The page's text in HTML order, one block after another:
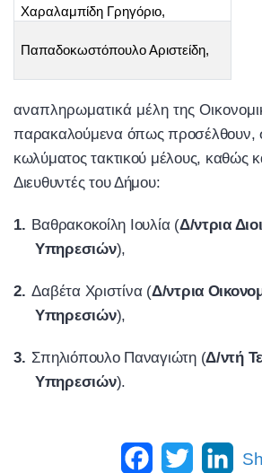
Χαραλαμπίδη Γρηγόριο,
Παπαδοκωστόπουλο Αριστείδη,
αναπληρωματικά μέλη της
παρακαλούμενα όπως προσέλ­θουν,
κωλύματος τακτικού μέλους, καθώς
Διευθυντές του Δή­μου:
1. Βαθρακοκοίλη Ιουλία (Δ/ντρια
Υπηρεσιών),
2. Δαβέτα Χριστίνα (Δ/ντρια
Υπηρεσιών),
3. Σπηλιόπουλο Παναγιώτη (Δ/ντή
Υπηρεσιών).
Facebook
Twitter